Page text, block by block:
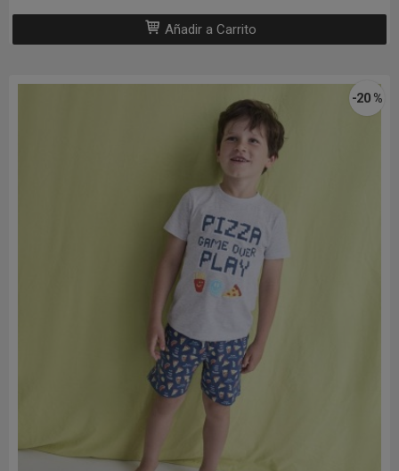
Añadir a Carrito
-20 %